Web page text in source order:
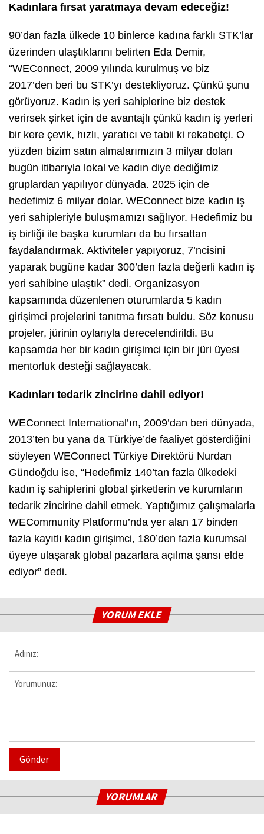
Kadınlara fırsat yaratmaya devam edeceğiz!
90’dan fazla ülkede 10 binlerce kadına farklı STK’lar
üzerinden ulaştıklarını belirten Eda Demir,
“WEConnect, 2009 yılında kurulmuş ve biz
2017’den beri bu STK’yı destekliyoruz. Çünkü şunu
görüyoruz. Kadın iş yeri sahiplerine biz destek
verirsek şirket için de avantajlı çünkü kadın iş yerleri
bir kere çevik, hızlı, yaratıcı ve tabii ki rekabetçi. O
yüzden bizim satın almalarımızın 3 milyar doları
bugün itibarıyla lokal ve kadın diye dediğimiz
gruplardan yapılıyor dünyada. 2025 için de
hedefimiz 6 milyar dolar. WEConnect bize kadın iş
yeri sahipleriyle buluşmamızı sağlıyor. Hedefimiz bu
iş birliği ile başka kurumları da bu fırsattan
faydalandırmak. Aktiviteler yapıyoruz, 7’ncisini
yaparak bugüne kadar 300’den fazla değerli kadın iş
yeri sahibine ulaştık” dedi. Organizasyon
kapsamında düzenlenen oturumlarda 5 kadın
girişimci projelerini tanıtma fırsatı buldu. Söz konusu
projeler, jürinin oylarıyla derecelendirildi. Bu
kapsamda her bir kadın girişimci için bir jüri üyesi
mentorluk desteği sağlayacak.
Kadınları tedarik zincirine dahil ediyor!
WEConnect International’ın, 2009’dan beri dünyada,
2013’ten bu yana da Türkiye’de faaliyet gösterdiğini
söyleyen WEConnect Türkiye Direktörü Nurdan
Gündoğdu ise, “Hedefimiz 140’tan fazla ülkedeki
kadın iş sahiplerini global şirketlerin ve kurumların
tedarik zincirine dahil etmek. Yaptığımız çalışmalarla
WECommunity Platformu’nda yer alan 17 binden
fazla kayıtlı kadın girişimci, 180’den fazla kurumsal
üyeye ulaşarak global pazarlara açılma şansı elde
ediyor” dedi.
YORUM EKLE
Gönder
YORUMLAR